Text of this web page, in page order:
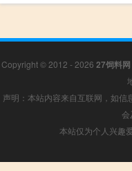
Copyright © 2012 - 2026 27饲料网
声明：本站内容来自互联网，如
本站仅为个人兴趣